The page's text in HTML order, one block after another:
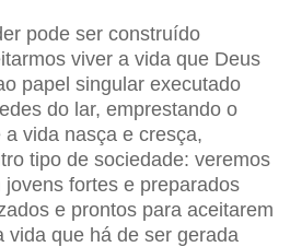
pode ser construído
viver a vida que Deus
papel singular executado
do lar, emprestando o
vida nasça e cresça,
tipo de sociedade: veremos
fortes e preparados
e prontos para aceitarem
vida que há de ser gerada